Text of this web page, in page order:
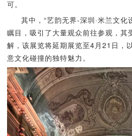
可。
其中，“艺韵无界-深圳·米兰文化
瞩目，吸引了大量观众前往参观，其
解，该展览将延期展览至4月21日，
意文化碰撞的独特魅力。